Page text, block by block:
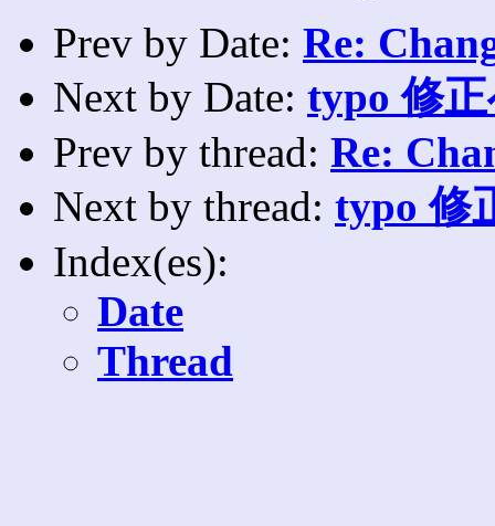
Prev by Date: Re:
Next by Date: typo 修
Prev by thread: Re:
Next by thread: typo 修
Index(es):
Date
Thread